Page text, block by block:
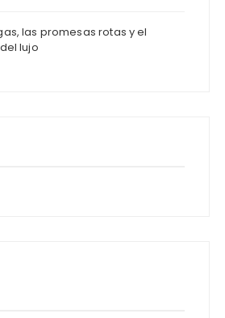
las promesas rotas y el
lujo